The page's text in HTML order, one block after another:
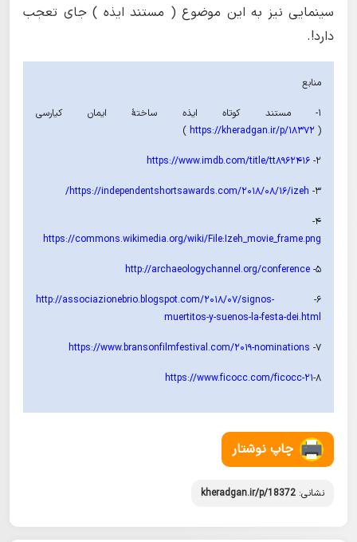
سینمایی نیز به این موضوع ( مستند ایذه ) جای تعجب
دارد!.
منابع
1- مستند کوتاه ایذه ساختۀ ایمان کیارسی
(
https://kheradgan.ir/p/18372
)
2-
https://www.imdb.com/title/tt8962416
3-
https://independentshortsawards.com/2018/08/16/izeh/
4-
https://commons.wikimedia.org/wiki/File:Izeh_movie_frame.png
5-
http://archaeologychannel.org/conference
6-
http://associazionebrio.blogspot.com/2018/07/signos-
muertitos-y-suenos-la-festa-dei.html
7-
https://www.bransonfilmfestival.com/2019-nominations
8-
https://www.ficocc.com/ficocc-21
چاپ نوشتار
نشانی: kheradgan.ir/p/18372